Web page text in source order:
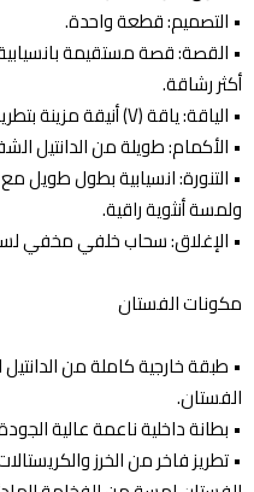
•⁠ ⁠التصميم: قطعة واحدة.
•⁠ ⁠القصة: قصة مستقيمة
أكثر رشاقة.
•⁠ ⁠الياقة: ياقة (V) أنيقة مزينة بتطريز خرزي فاخر.
•⁠ ⁠الأكمام: طويلة من الدانتيل
•⁠ ⁠التنورة: انسيابية بطول طويل
ولمسة أنثوية راقية.
•⁠ ⁠الإغلاق: سحاب خلفي مخفي
مكونات الفستان
•⁠ ⁠طبقة خارجية كاملة من
الفستان.
•⁠ ⁠بطانة داخلية ناعمة عالية
•⁠ ⁠تطريز فاخر من الخرز